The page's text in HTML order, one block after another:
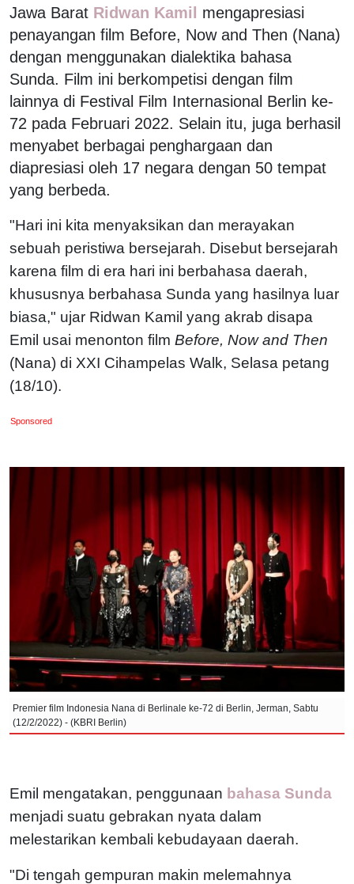
Jawa Barat Ridwan Kamil mengapresiasi
penayangan film Before, Now and Then (Nana)
dengan menggunakan dialektika bahasa
Sunda. Film ini berkompetisi dengan film
lainnya di Festival Film Internasional Berlin ke-
72 pada Februari 2022. Selain itu, juga berhasil
menyabet berbagai penghargaan dan
diapresiasi oleh 17 negara dengan 50 tempat
yang berbeda.
"Hari ini kita menyaksikan dan merayakan
sebuah peristiwa bersejarah. Disebut bersejarah
karena film di era hari ini berbahasa daerah,
khususnya berbahasa Sunda yang hasilnya luar
biasa," ujar Ridwan Kamil yang akrab disapa
Emil usai menonton film Before, Now and Then
(Nana) di XXI Cihampelas Walk, Selasa petang
(18/10).
Sponsored
Premier film Indonesia Nana di Berlinale ke-72 di Berlin, Jerman, Sabtu
(12/2/2022) - (KBRI Berlin)
Emil mengatakan, penggunaan bahasa Sunda
menjadi suatu gebrakan nyata dalam
melestarikan kembali kebudayaan daerah.
"Di tengah gempuran makin melemahnya